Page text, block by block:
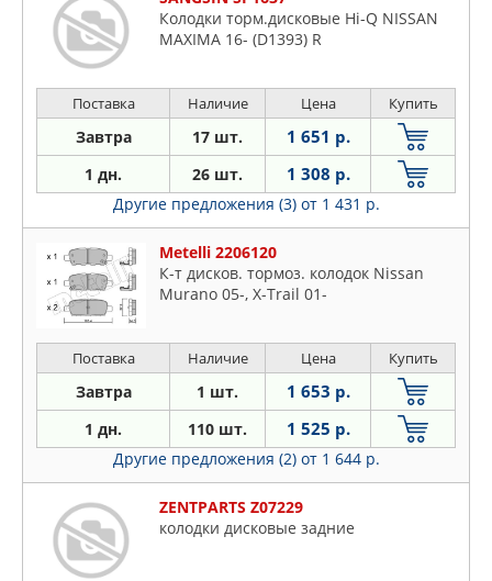
Колодки торм.дисковые Hi-Q NISSAN
MAXIMA 16- (D1393) R
Поставка Наличие Цена Купить
Завтра 17 шт. 1 651 р.
1 дн. 26 шт. 1 308 р.
Другие предложения (3) от 1 431 р.
Metelli 2206120
К-т дисков. тормоз. колодок Nissan
Murano 05-, X-Trail 01-
Поставка Наличие Цена Купить
Завтра 1 шт. 1 653 р.
1 дн. 110 шт. 1 525 р.
Другие предложения (2) от 1 644 р.
ZENTPARTS Z07229
колодки дисковые задние